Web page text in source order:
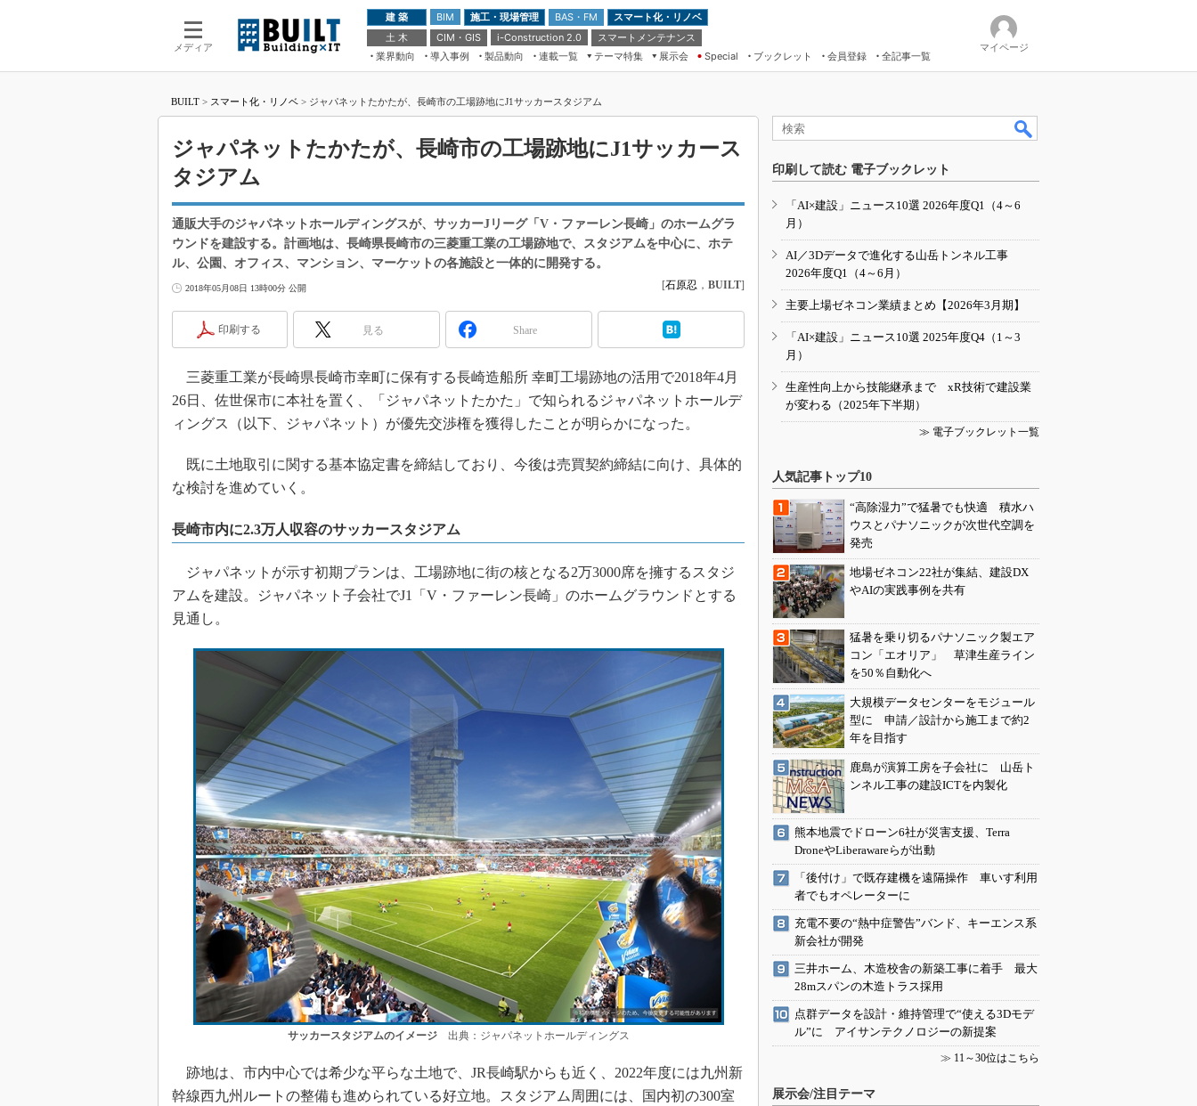
メディア
建 築 BIM 施工・現場管理 BAS・FM
スマート化・リノベ
土 木
CIM・GIS i-Construction 2.0
スマートメンテナンス
業界動向
導入事例 製品動向 連載一覧
テーマ特集
ドローンがもたらす建設業界の“ゲー
ムチェンジ” Ver.2.0
脱3Kから新3Kへ導く建設×IT
VR／ARが描くモノづくりのミライ
展示会
第8回 国際 建設・測量展
第10回 JAPAN BUILD TOKYO－建
メンテナンス・レジリエンスOSAKA
2020
日本 ものづくりワールド 2020
IGAS2018
Special ブックレット 会員登録 全記事一覧
マイページ
BUILT > スマート化・リノベ > ジャパネットたかたが、長崎市の工場跡地にJ1サッカースタジアム
ジャパネットたかたが、長崎市の工場跡地にJ1サッカース
タジアム
通販大手のジャパネットホールディングスが、サッカーJリーグ「V・ファーレン長崎」のホームグラ
ウンドを建設する。計画地は、長崎県長崎市の三菱重工業の工場跡地で、スタジアムを中心に、ホテ
ル、公園、オフィス、マンション、マーケットの各施設と一体的に開発する。
2018年05月08日 13時00分 公開 [石原忍 ， BUILT]
印刷する 見る Share
三菱重工業が長崎県長崎市幸町に保有する長崎造船所 幸町工場跡地の活用で2018年4月
26日、佐世保市に本社を置く、「ジャパネットたかた」で知られるジャパネットホールデ
ィングス（以下、ジャパネット）が優先交渉権を獲得したことが明らかになった。
既に土地取引に関する基本協定書を締結しており、今後は売買契約締結に向け、具体的
な検討を進めていく。
長崎市内に2.3万人収容のサッカースタジアム
ジャパネットが示す初期プランは、工場跡地に街の核となる2万3000席を擁するスタジ
アムを建設。ジャパネット子会社でJ1「V・ファーレン長崎」のホームグラウンドとする
見通し。
サッカースタジアムのイメージ出典：ジャパネットホールディングス
跡地は、市内中心では希少な平らな土地で、JR長崎駅からも近く、2022年度には九州新
幹線西九州ルートの整備も進められている好立地。スタジアム周囲には、国内初の300室
印刷して読む 電子ブックレット
「AI×建設」ニュース10選 2026年度Q1（4～6
月）
AI／3Dデータで進化する山岳トンネル工事
2026年度Q1（4～6月）
主要上場ゼネコン業績まとめ【2026年3月期】
「AI×建設」ニュース10選 2025年度Q4（1～3
月）
生産性向上から技能継承まで xR技術で建設業
が変わる（2025年下半期）
≫ 電子ブックレット一覧
人気記事トップ10
“高除湿力”で猛暑でも快適 積水ハ
ウスとパナソニックが次世代空調を
発売
地場ゼネコン22社が集結、建設DX
やAIの実践事例を共有
猛暑を乗り切るパナソニック製エア
コン「エオリア」 草津生産ライン
を50％自動化へ
大規模データセンターをモジュール
型に 申請／設計から施工まで約2
年を目指す
鹿島が演算工房を子会社に 山岳ト
ンネル工事の建設ICTを内製化
熊本地震でドローン6社が災害支援、Terra
DroneやLiberawareらが出動
「後付け」で既存建機を遠隔操作 車いす利用
者でもオペレーターに
充電不要の“熱中症警告”バンド、キーエンス系
新会社が開発
三井ホーム、木造校舎の新築工事に着手 最大
28mスパンの木造トラス採用
点群データを設計・維持管理で“使える3Dモデ
ル”に アイサンテクノロジーの新提案
≫ 11～30位はこちら
展示会/注目テーマ